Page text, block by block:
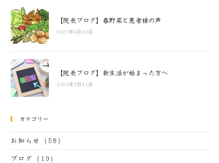
【院長ブログ】春野菜と患者様の声
2025年4月30日
【院長ブログ】新生活が始まった方へ
2025年3月31日
カテゴリー
お知らせ (58)
ブログ (19)